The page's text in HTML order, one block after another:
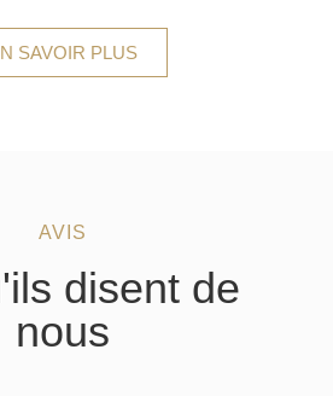
SAVOIR PLUS
AVIS
disent de
nous